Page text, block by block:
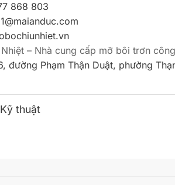
868 803
– Nhà cung cấp mỡ bôi trơn
đường Phạm Thận Duật, phường
thuật